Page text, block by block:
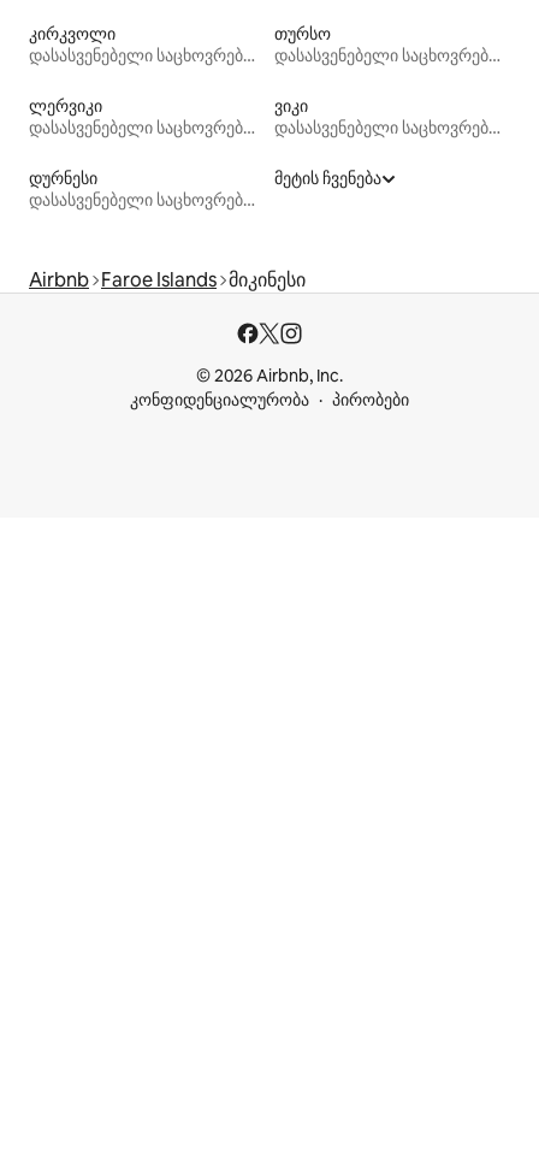
კირკვოლი
დასასვენებელი საცხოვრებლები
თურსო
დასასვენებელი საცხოვრებლები
ლერვიკი
დასასვენებელი საცხოვრებლები
ვიკი
დასასვენებელი საცხოვრებლები
დურნესი
დასასვენებელი საცხოვრებლები
მეტის ჩვენება
Airbnb Faroe Islands მიკინესი
© 2026 Airbnb, Inc.
კონფიდენციალურობა
პირობები